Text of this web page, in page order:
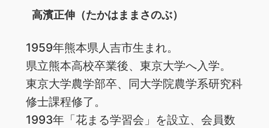
高濱正伸（たかはままさのぶ）
1959年熊本県人吉市生まれ。
県立熊本高校卒業後、東京大学へ入学。
東京大学農学部卒、同大学院農学系研究科
修士課程修了。
1993年「花まる学習会」を設立、会員数